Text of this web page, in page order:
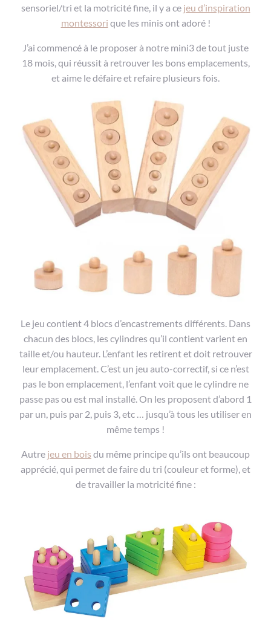
sensoriel/tri et la motricité fine, il y a ce jeu d’inspiration
montessori que les minis ont adoré !
J’ai commencé à le proposer à notre mini3 de tout juste
18 mois, qui réussit à retrouver les bons emplacements,
et aime le défaire et refaire plusieurs fois.
Le jeu contient 4 blocs d’encastrements différents. Dans
chacun des blocs, les cylindres qu’il contient varient en
taille et/ou hauteur. L’enfant les retirent et doit retrouver
leur emplacement. C’est un jeu auto-correctif, si ce n’est
pas le bon emplacement, l’enfant voit que le cylindre ne
passe pas ou est mal installé. On les proposent d’abord 1
par un, puis par 2, puis 3, etc … jusqu’à tous les utiliser en
même temps !
Autre jeu en bois du même principe qu’ils ont beaucoup
apprécié, qui permet de faire du tri (couleur et forme), et
de travailler la motricité fine :